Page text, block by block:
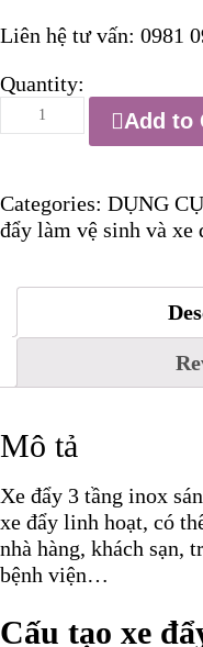
Liên hệ tư vấn: 0981
Quantity:
đẩy
inox
số
Add to
Categories: DỤNG
đẩy làm vệ sinh và xe
Mô tả
Xe đẩy 3 tầng inox
xe đẩy linh hoạt, có
nhà hàng, khách sạn,
bệnh viện…
Cấu tạo xe